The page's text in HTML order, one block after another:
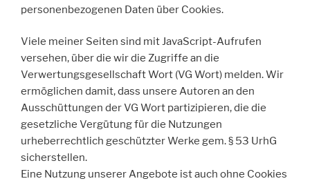
personenbezogenen Daten über Cookies.
Viele meiner Seiten sind mit JavaScript-Aufrufen
versehen, über die wir die Zugriffe an die
Verwertungsgesellschaft Wort (VG Wort) melden. Wir
ermöglichen damit, dass unsere Autoren an den
Ausschüttungen der VG Wort partizipieren, die die
gesetzliche Vergütung für die Nutzungen
urheberrechtlich geschützter Werke gem. § 53 UrhG
sicherstellen.
Eine Nutzung unserer Angebote ist auch ohne Cookies